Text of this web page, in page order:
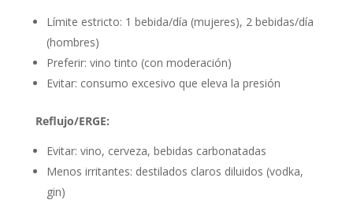
Límite estricto: 1 bebida/día (mujeres), 2 bebidas/día
(hombres)
Preferir: vino tinto (con moderación)
Evitar: consumo excesivo que eleva la presión
Reflujo/ERGE:
Evitar: vino, cerveza, bebidas carbonatadas
Menos irritantes: destilados claros diluidos (vodka,
gin)